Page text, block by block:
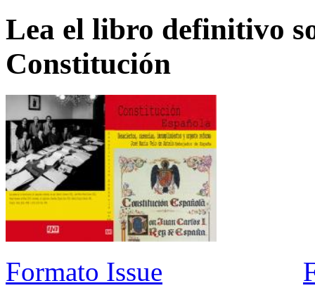
Lea el libro definitivo
Constitución
Formato Issue